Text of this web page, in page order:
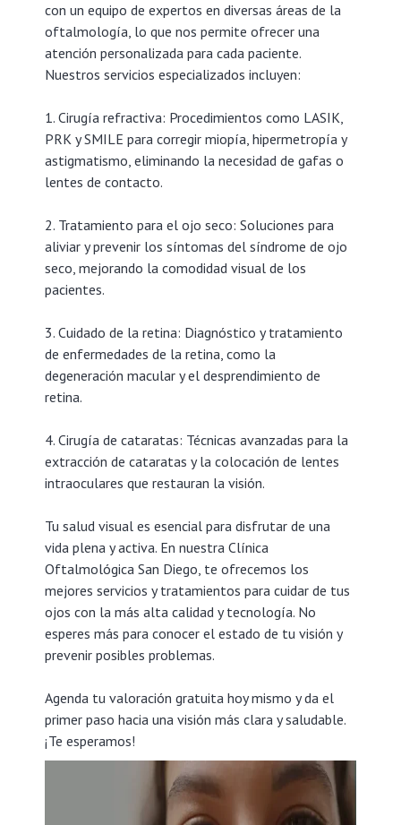
con un equipo de expertos en diversas áreas de la
oftalmología, lo que nos permite ofrecer una
atención personalizada para cada paciente.
Nuestros servicios especializados incluyen:
1. Cirugía refractiva: Procedimientos como LASIK,
PRK y SMILE para corregir miopía, hipermetropía y
astigmatismo, eliminando la necesidad de gafas o
lentes de contacto.
2. Tratamiento para el ojo seco: Soluciones para
aliviar y prevenir los síntomas del síndrome de ojo
seco, mejorando la comodidad visual de los
pacientes.
3. Cuidado de la retina: Diagnóstico y tratamiento
de enfermedades de la retina, como la
degeneración macular y el desprendimiento de
retina.
4. Cirugía de cataratas: Técnicas avanzadas para la
extracción de cataratas y la colocación de lentes
intraoculares que restauran la visión.
Tu salud visual es esencial para disfrutar de una
vida plena y activa. En nuestra Clínica
Oftalmológica San Diego, te ofrecemos los
mejores servicios y tratamientos para cuidar de tus
ojos con la más alta calidad y tecnología. No
esperes más para conocer el estado de tu visión y
prevenir posibles problemas.
Agenda tu valoración gratuita hoy mismo y da el
primer paso hacia una visión más clara y saludable.
¡Te esperamos!